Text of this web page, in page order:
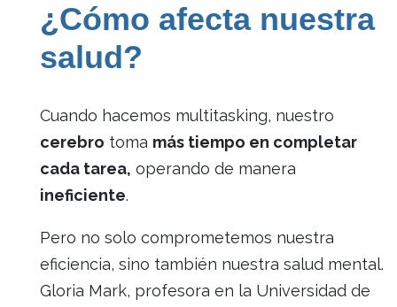
¿Cómo afecta nuestra
salud?
Cuando hacemos multitasking, nuestro
cerebro toma más tiempo en completar
cada tarea, operando de manera
ineficiente.
Pero no solo comprometemos nuestra
eficiencia, sino también nuestra salud mental.
Gloria Mark, profesora en la Universidad de